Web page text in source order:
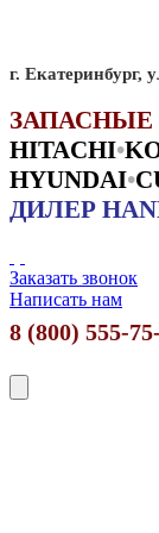
г. Екатеринбург,
ЗАПАСНЫЕ
HITACHI•
HYUNDAI•
ДИЛЕР
Заказать звонок
Написать нам
8 (800) 555-